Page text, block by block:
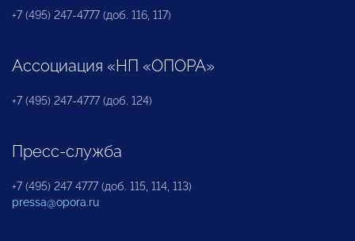
+7 (495) 247-4777 (доб. 116, 117)
Ассоциация «НП «ОПОРА»
+7 (495) 247-4777 (доб. 124)
Пресс-служба
+7 (495) 247 4777 (доб. 115, 114, 113)
pressa@opora.ru